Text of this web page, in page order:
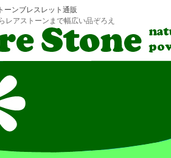
ーンブレスレット通販
レアストーンまで幅広い品ぞろえ